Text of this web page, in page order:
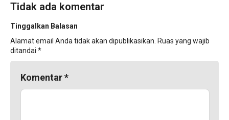
Tidak ada komentar
Tinggalkan Balasan
Alamat email Anda tidak akan dipublikasikan. Ruas yang wajib
ditandai *
Komentar*